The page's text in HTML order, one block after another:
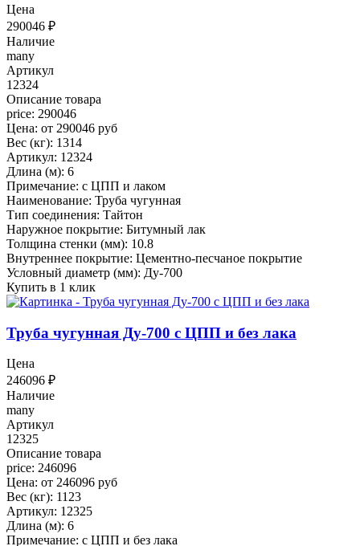
Цена
290046 ₽
Наличие
many
Артикул
12324
Описание товара
price: 290046
Цена: от 290046 руб
Вес (кг): 1314
Артикул: 12324
Длина (м): 6
Примечание: с ЦПП и лаком
Наименование: Труба чугунная
Тип соединения: Тайтон
Наружное покрытие: Битумный лак
Толщина стенки (мм): 10.8
Внутреннее покрытие: Цементно-песчаное покрытие
Условный диаметр (мм): Ду-700
Купить в 1 клик
Труба чугунная Ду-700 с ЦПП и без лака
Цена
246096 ₽
Наличие
many
Артикул
12325
Описание товара
price: 246096
Цена: от 246096 руб
Вес (кг): 1123
Артикул: 12325
Длина (м): 6
Примечание: с ЦПП и без лака